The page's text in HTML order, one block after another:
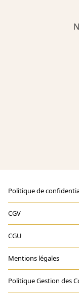
Politique de
CGV
CGU
Mentions légales
Politique Gestion des